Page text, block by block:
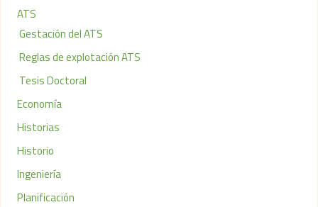
ATS
Gestación del ATS
Reglas de explotación ATS
Tesis Doctoral
Economía
Historias
Historio
Ingeniería
Planificación